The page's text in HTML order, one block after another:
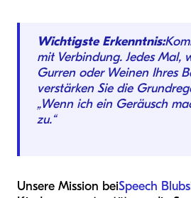
Wichtigste Erkenntnis:
mit Verbindung. Jedes Mal,
Gurren oder Weinen Ihres
verstärken Sie die
„Wenn ich ein Geräusch
zu.“
Unsere Mission beiSpeech Blubs